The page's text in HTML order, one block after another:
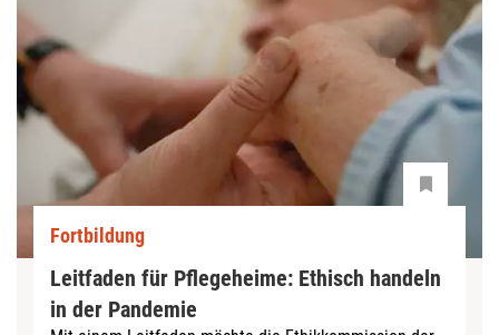
Fortbildung
Leitfaden für Pflegeheime: Ethisch handeln
in der Pandemie